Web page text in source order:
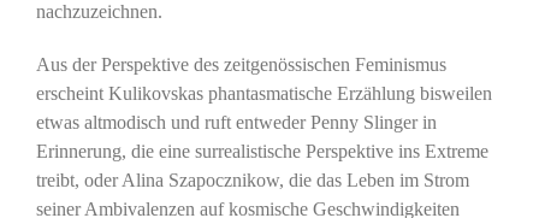
nachzuzeichnen.
Aus der Perspektive des zeitgenössischen Feminismus
erscheint Kulikovskas phantasmatische Erzählung bisweilen
etwas altmodisch und ruft entweder Penny Slinger in
Erinnerung, die eine surrealistische Perspektive ins Extreme
treibt, oder Alina Szapocznikow, die das Leben im Strom
seiner Ambivalenzen auf kosmische Geschwindigkeiten